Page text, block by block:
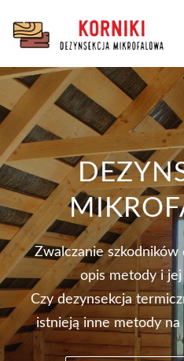
treści
Zwalczanie
opis metody i
Czy dezynsekcja
istnieją inne metody na